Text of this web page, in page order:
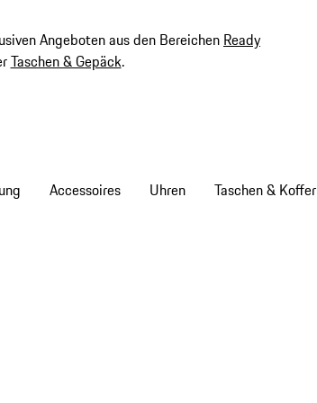
Angeboten aus den Bereichen Ready
Taschen & Gepäck.
Accessoires Uhren Taschen & Koffer